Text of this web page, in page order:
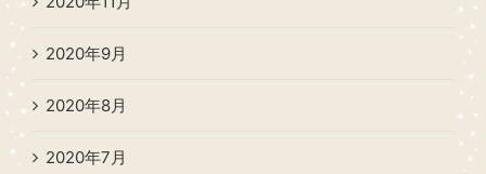
2020年9月
2020年8月
2020年7月